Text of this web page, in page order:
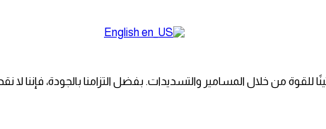
من خلال المسامير والتسديدات. بفضل التزامنا بالجودة، فإننا